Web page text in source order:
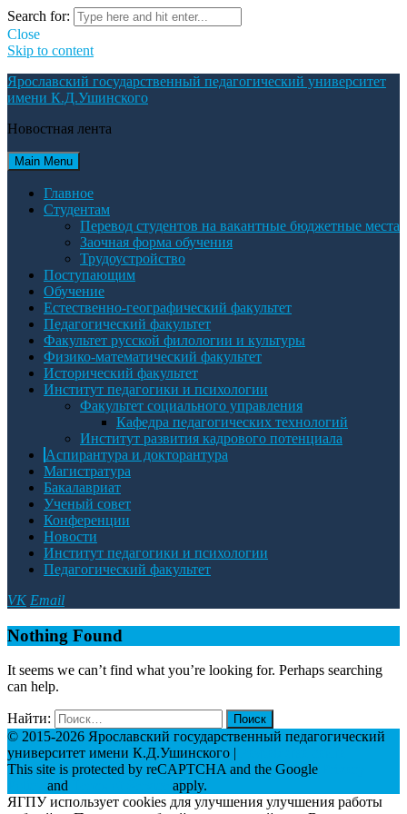
Search for:
Close
Skip to content
Ярославский государственный педагогический университет
имени К.Д.Ушинского
Новостная лента
Main Menu
Главное
Студентам
Перевод студентов на вакантные бюджетные места
Заочная форма обучения
Трудоустройство
Поступающим
Oбучение
Естественно-географический факультет
Педагогический факультет
Факультет русской филологии и культуры
Физико-математический факультет
Исторический факультет
Институт педагогики и психологии
Факультет социального управления
Кафедра педагогических технологий
Институт развития кадрового потенциала
Аспирантура и докторантура
Магистратура
Бакалавриат
Ученый совет
Конференции
Новости
Институт педагогики и психологии
Педагогический факультет
VK Email
Nothing Found
It seems we can’t find what you’re looking for. Perhaps searching
can help.
Найти:
© 2015-2026 Ярославский государственный педагогический
университет имени К.Д.Ушинского |
This site is protected by reCAPTCHA and the Google
and
apply.
ЯГПУ использует cookies для улучшения улучшения работы